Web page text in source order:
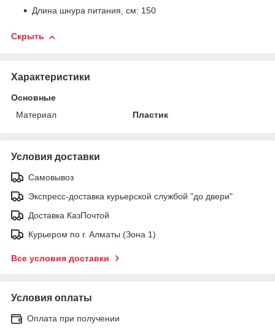
Длина шнура питания, см: 150
Скрыть
Характеристики
Основные
Материал
Пластик
Условия доставки
Самовывоз
Экспресс-доставка курьерской службой "до двери"
Доставка КазПочтой
Курьером по г. Алматы (Зона 1)
Все условия доставки
Условия оплаты
Оплата при получении